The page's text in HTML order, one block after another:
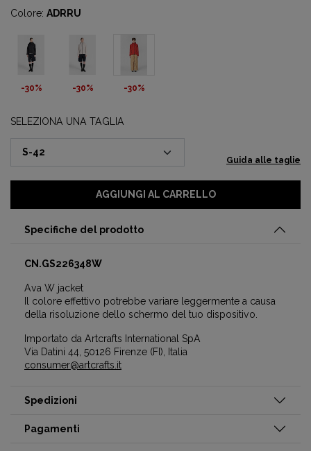
Colore: ADRRU
-30% -30% -30%
SELEZIONA UNA TAGLIA
Guida alle taglie
AGGIUNGI AL CARRELLO
Specifiche del prodotto
CN.GS226348W
Ava W jacket
Il colore effettivo potrebbe variare leggermente a causa
della risoluzione dello schermo del tuo dispositivo.
Importato da Artcrafts International SpA
Via Datini 44, 50126 Firenze (FI), Italia
consumer@artcrafts.it
Spedizioni
Pagamenti